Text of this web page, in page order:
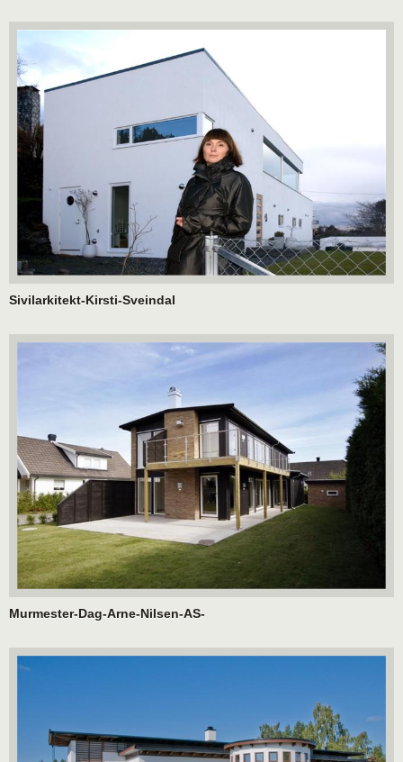
Sivilarkitekt-Kirsti-Sveindal
Murmester-Dag-Arne-Nilsen-AS-